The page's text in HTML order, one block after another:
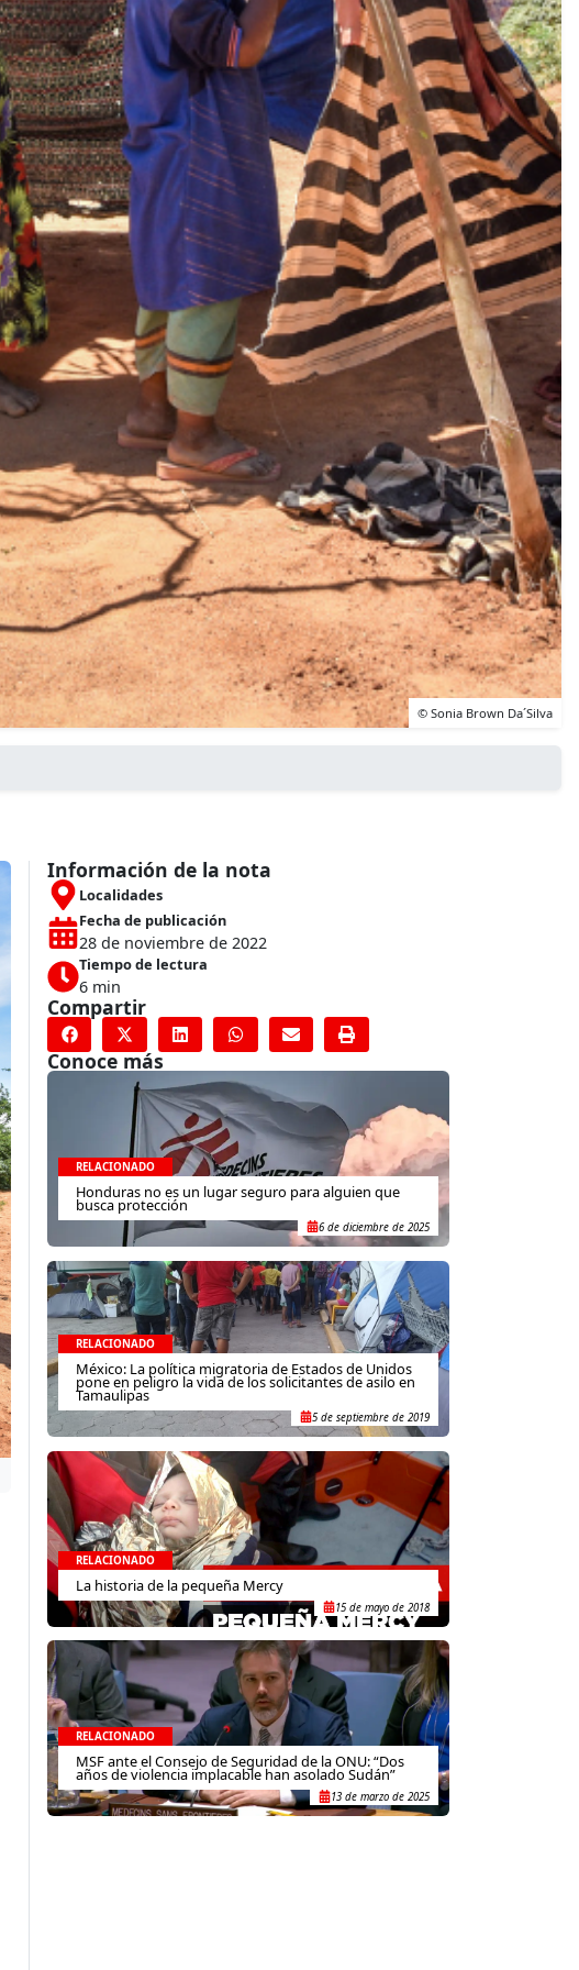
© Sonia Brown Da´Silva
Información de la nota
Localidades
Fecha de publicación
28 de noviembre de 2022
Tiempo de lectura
6 min
Compartir
Conoce más
RELACIONADO
Honduras no es un lugar seguro para alguien que
busca protección
6 de diciembre de 2025
RELACIONADO
México: La política migratoria de Estados de Unidos
pone en peligro la vida de los solicitantes de asilo en
Tamaulipas
5 de septiembre de 2019
RELACIONADO
La historia de la pequeña Mercy
15 de mayo de 2018
RELACIONADO
MSF ante el Consejo de Seguridad de la ONU: “Dos
años de violencia implacable han asolado Sudán”
13 de marzo de 2025